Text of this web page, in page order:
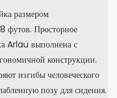
размером
Просторное
Arlau выполнена с
конструкции.
изгибы человеческого
позу для сидения.